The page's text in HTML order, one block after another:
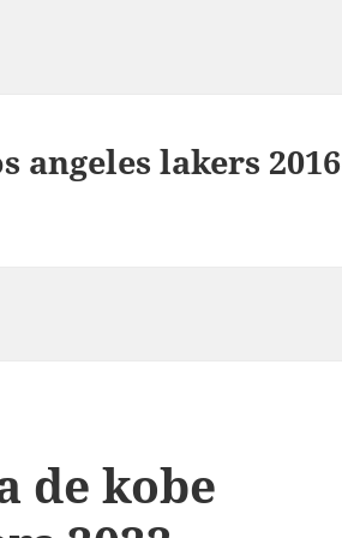
angeles lakers 2016
de kobe